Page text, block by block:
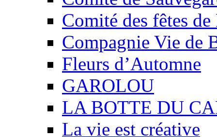
Comité des fêtes
Compagnie Vie de
Fleurs d’Automne
GAROLOU
LA BOTTE DU
La vie est créative